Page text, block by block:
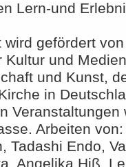
Lern-und
gefördert
Kultur und
und Kunst,
in
Veranstaltungen
Arbeiten
Tadashi Endo,
Angelika Hiß,